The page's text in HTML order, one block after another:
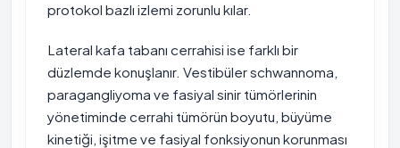
protokol bazlı izlemi zorunlu kılar.
Lateral kafa tabanı cerrahisi ise farklı bir
düzlemde konuşlanır. Vestibüler schwannoma,
paragangliyoma ve fasiyal sinir tümörlerinin
yönetiminde cerrahi tümörün boyutu, büyüme
kinetiği, işitme ve fasiyal fonksiyonun korunması